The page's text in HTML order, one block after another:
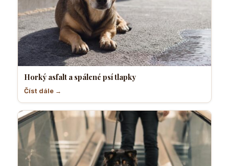
Horký asfalt a spálené psí tlapky
Číst dále →